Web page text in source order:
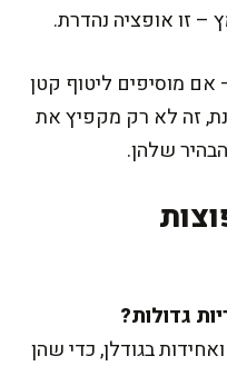
זו אופציה נהדרת.
מוסיפים ליטוף קטן
זה לא רק מקפיץ את
שלהן.
בגודלן, כדי שהן